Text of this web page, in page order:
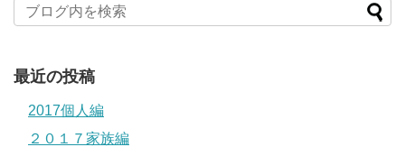
最近の投稿
2017個人編
２０１７家族編